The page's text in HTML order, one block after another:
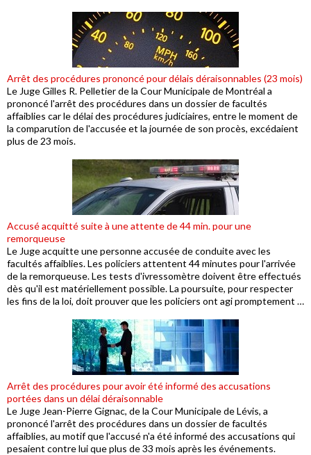
Arrêt des procédures prononcé pour délais déraisonnables (23 mois)
Le Juge Gilles R. Pelletier de la Cour Municipale de Montréal a
prononcé l'arrêt des procédures dans un dossier de facultés
affaiblies car le délai des procédures judiciaires, entre le moment de
la comparution de l'accusée et la journée de son procès, excédaient
plus de 23 mois.
Accusé acquitté suite à une attente de 44 min. pour une
remorqueuse
Le Juge acquitte une personne accusée de conduite avec les
facultés affaiblies. Les policiers attentent 44 minutes pour l'arrivée
de la remorqueuse. Les tests d'ivressomètre doivent être effectués
dès qu'il est matériellement possible. La poursuite, pour respecter
les fins de la loi, doit prouver que les policiers ont agi promptement …
Arrêt des procédures pour avoir été informé des accusations
portées dans un délai déraisonnable
Le Juge Jean-Pierre Gignac, de la Cour Municipale de Lévis, a
prononcé l'arrêt des procédures dans un dossier de facultés
affaiblies, au motif que l'accusé n'a été informé des accusations qui
pesaient contre lui que plus de 33 mois après les événements.